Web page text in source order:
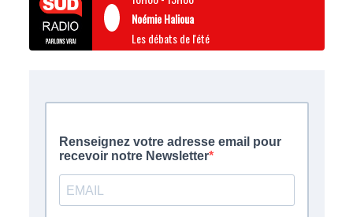
Noémie Halioua
Les débats de l'été